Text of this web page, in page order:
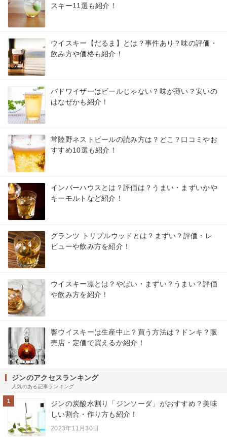
スキー11選も紹介！
ウイスキー【だるま】とは？事件あり？味の評価・
飲み方や価格も紹介！
バドワイザーはビールじゃない？味が薄い？安いの
はなぜかも紹介！
常陸野ネストビールの読み方は？どこ？口コミやお
すすめ10選も紹介！
インバーハウスとは？評価は？うまい・まずいかや
キーモルトなど紹介！
グランツ トリプルウッドとは？まずい？評価・レ
ビューや飲み方を紹介！
ウイスキー凛とは？やばい・まずい？うまい？評価
や飲み方を紹介！
響ウイスキーは生産中止？買う方法は？ドンキ？販
売店・定価で買えるか紹介！
ジンのアクセスランキング
人気のある記事ランキング
1
ジンの炭酸水割り「ジンソーダ」がおすすめ？美味
しい割合・作り方も紹介！
2023年11月30日